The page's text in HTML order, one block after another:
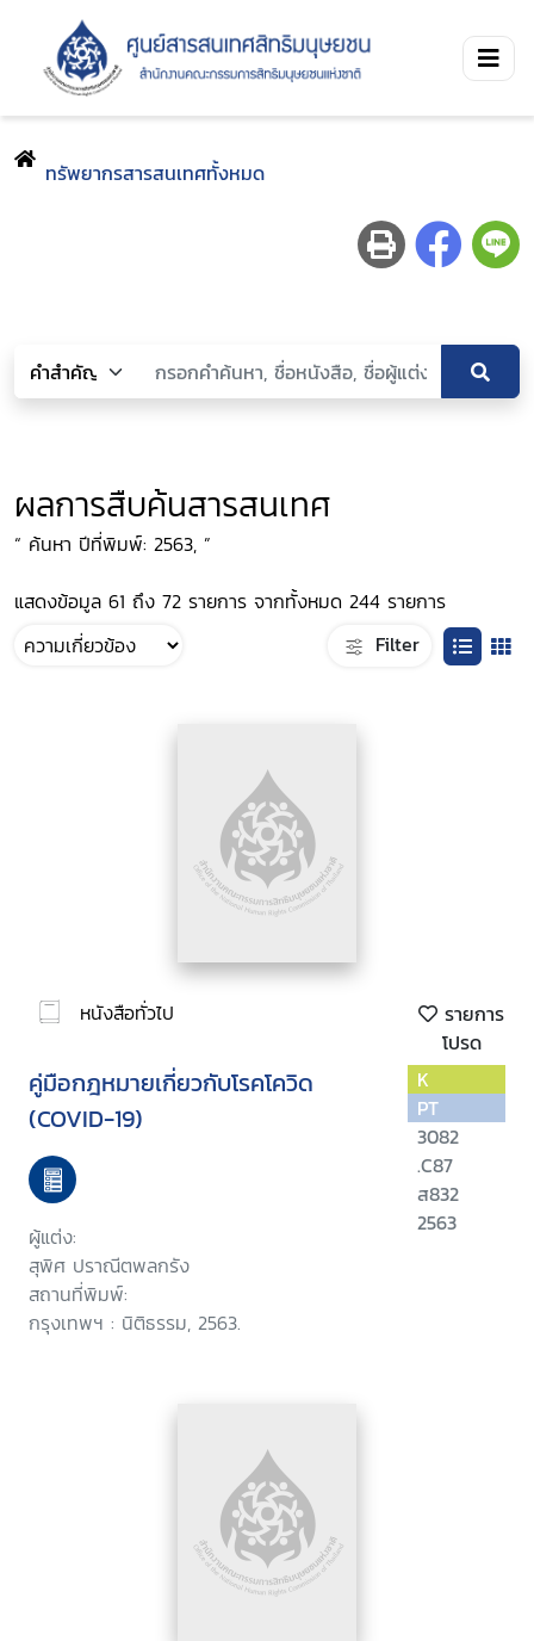
ทรัพยากรสารสนเทศทั้งหมด
ผลการสืบค้นสารสนเทศ
“ ค้นหา ปีที่พิมพ์: 2563, ”
แสดงข้อมูล 61 ถึง 72 รายการ จากทั้งหมด 244 รายการ
Filter
หนังสือทั่วไป
รายการ
โปรด
คู่มือกฎหมายเกี่ยวกับโรคโควิด
(COVID-19)
ผู้แต่ง:
สุพิศ ปราณีตพลกรัง
สถานที่พิมพ์:
กรุงเทพฯ : นิติธรรม, 2563.
K
PT
3082
.C87
ส832
2563